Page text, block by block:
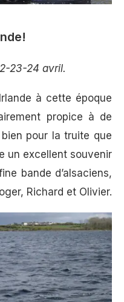
23-24 avril.
à cette époque
propice à de
pour la truite que
un excellent souvenir
bande d’alsaciens,
Richard et Olivier.